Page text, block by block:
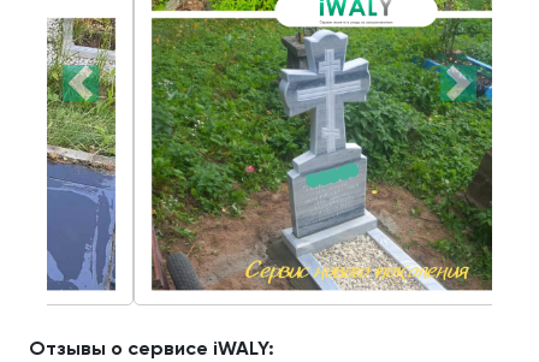
Отзывы о сервисе iWALY: